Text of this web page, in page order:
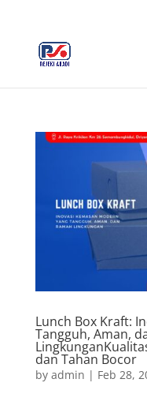
Lunch Box Kraft:
Tangguh, Aman,
dan Tahan Bocor
by admin | Feb 28,